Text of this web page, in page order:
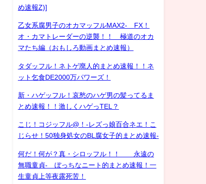
め速報Z)]
乙女系腐男子のオカマッフルMAX2- FX！
オ・カマトレーダーの逆襲！！ 極道のオカ
マたち編（おもしろ動画まとめ速報）
タダッフル！ネトゲ廃人的まとめ速報！！ネ
ット乞食DE2000万パワーズ！
新・ハゲッフル！哀愁のハゲ男の髪ってるま
とめ速報！！激しくハゲっTEL？
こじ！コジッフル@！-レズっ娘百合ネエ！こ
じらせ！50独身処女のBL腐女子的まとめ速報-
何だ！何が？真・シロッフル！！ 永遠の
無職童貞- ぼっちなニート的まとめ速報！一
生童貞上等夜露死苦！